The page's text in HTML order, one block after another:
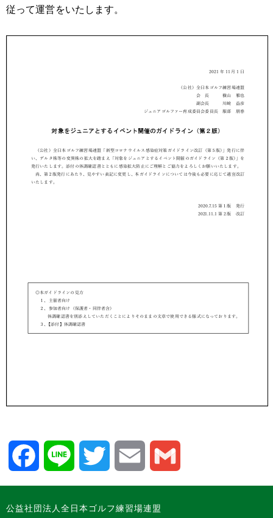
従って運営をいたします。
FacebookLine Twitter Email
公益社団法人全日本ゴルフ練習場連盟